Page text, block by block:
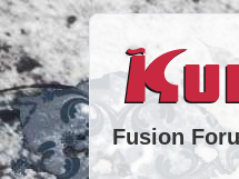
Fusion